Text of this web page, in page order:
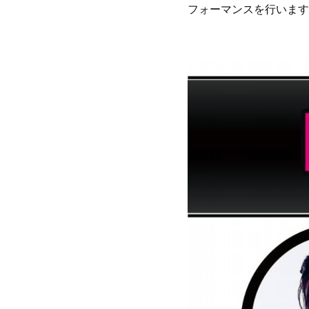
フォーマンスを行いま